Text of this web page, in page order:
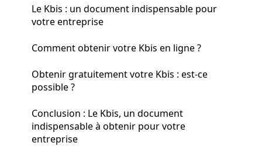
Le Kbis : un document indispensable pour
votre entreprise
Comment obtenir votre Kbis en ligne ?
Obtenir gratuitement votre Kbis : est-ce
possible ?
Conclusion : Le Kbis, un document
indispensable à obtenir pour votre
entreprise